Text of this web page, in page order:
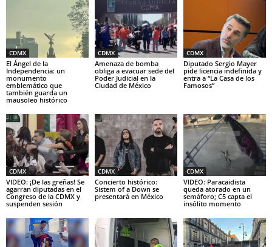
CDMX
El Ángel de la
Independencia: un
monumento
emblemático que
también guarda un
mausoleo histórico
CDMX
Amenaza de bomba
obliga a evacuar sede del
Poder Judicial en la
Ciudad de México
CDMX
Diputado Sergio Mayer
pide licencia indefinida y
entra a “La Casa de los
Famosos”
CDMX
VIDEO: ¡De las greñas! Se
agarran diputadas en el
Congreso de la CDMX y
suspenden sesión
CDMX
Concierto histórico:
Sistem of a Down se
presentará en México
CDMX
VIDEO: Paracaidista
queda atorado en un
semáforo; C5 capta el
insólito momento